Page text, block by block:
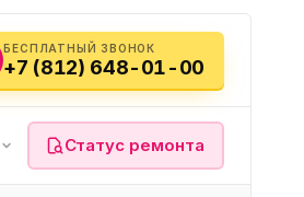
БЕСПЛАТНЫЙ ЗВОНОК
+7 (812) 648-01-00
Статус ремонта